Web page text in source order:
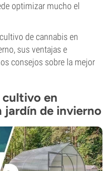
optimizar mucho el
de cannabis en
sus ventajas e
consejos sobre la mejor
cultivo en
jardín de invierno